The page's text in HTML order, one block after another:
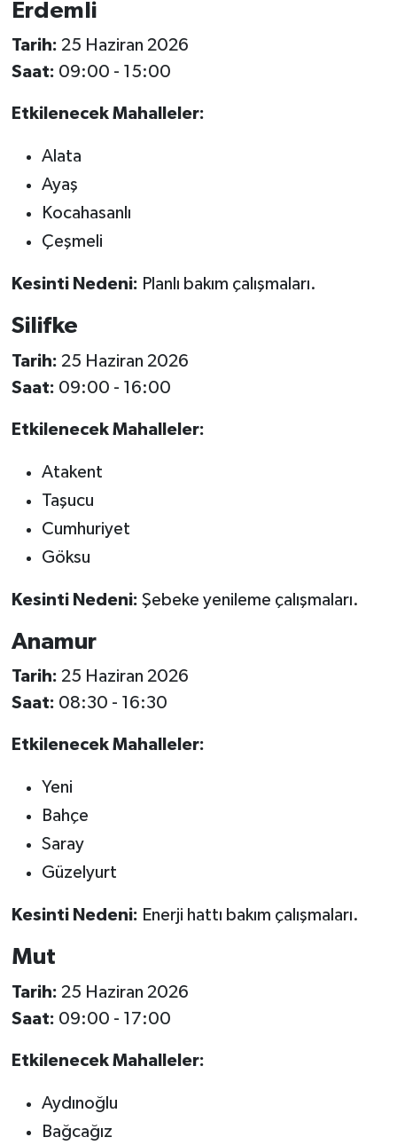
Erdemli
Tarih: 25 Haziran 2026
Saat: 09:00 - 15:00
Etkilenecek Mahalleler:
Alata
Ayaş
Kocahasanlı
Çeşmeli
Kesinti Nedeni: Planlı bakım çalışmaları.
Silifke
Tarih: 25 Haziran 2026
Saat: 09:00 - 16:00
Etkilenecek Mahalleler:
Atakent
Taşucu
Cumhuriyet
Göksu
Kesinti Nedeni: Şebeke yenileme çalışmaları.
Anamur
Tarih: 25 Haziran 2026
Saat: 08:30 - 16:30
Etkilenecek Mahalleler:
Yeni
Bahçe
Saray
Güzelyurt
Kesinti Nedeni: Enerji hattı bakım çalışmaları.
Mut
Tarih: 25 Haziran 2026
Saat: 09:00 - 17:00
Etkilenecek Mahalleler:
Aydınoğlu
Bağcağız